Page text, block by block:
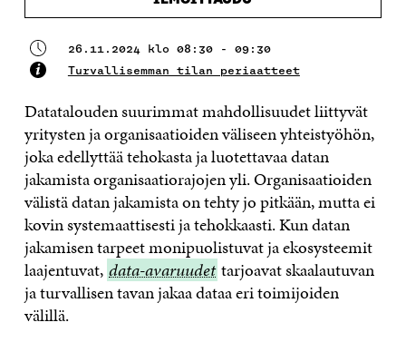
26.11.2024 klo 08:30 - 09:30
Turvallisemman tilan periaatteet
Datatalouden suurimmat mahdollisuudet liittyvät
yritysten ja organisaatioiden väliseen yhteistyöhön,
joka edellyttää tehokasta ja luotettavaa datan
jakamista organisaatiorajojen yli. Organisaatioiden
välistä datan jakamista on tehty jo pitkään, mutta ei
kovin systemaattisesti ja tehokkaasti. Kun datan
jakamisen tarpeet monipuolistuvat ja ekosysteemit
laajentuvat, data-
avaruudet
data-avaruudet tarjoavat skaalautuvan
ja turvallisen tavan jakaa dataa eri toimijoiden
välillä.